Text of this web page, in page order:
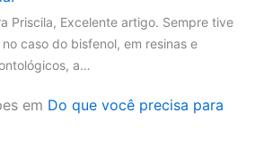
Priscila, Excelente artigo. Sempre tive
caso do bisfenol, em resinas e
a…
em Do que você precisa para